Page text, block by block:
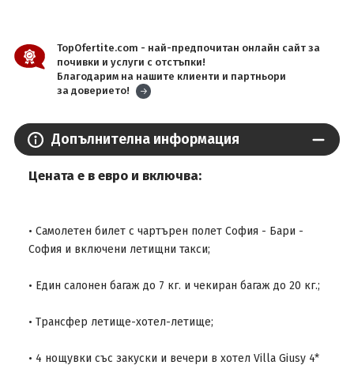
TopOfertite.com - най-предпочитан онлайн сайт за
почивки и услуги с отстъпки!
Благодарим на нашите клиенти и партньори
за доверието!
Допълнителна информация
Цената е в евро и включва:
• Самолетен билет с чартърен полет София - Бари -
София и включени летищни такси;
• Един салонен багаж до 7 кг. и чекиран багаж до 20 кг.;
• Трансфер летище-хотел-летище;
• 4 нощувки със закуски и вечери в хотел Villa Giusy 4*